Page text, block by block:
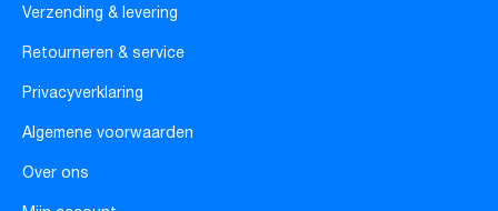
Verzending & levering
Retourneren & service
Privacyverklaring
Algemene voorwaarden
Over ons